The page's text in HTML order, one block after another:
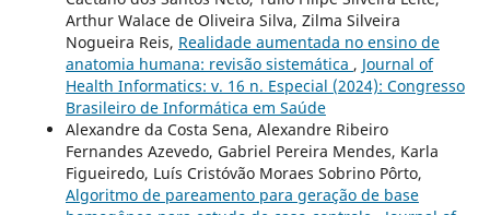
Arthur Walace de Oliveira Silva, Zilma Silveira
Nogueira Reis, Realidade aumentada no ensino de
anatomia humana: revisão sistemática , Journal of
Health Informatics: v. 16 n. Especial (2024): Congresso
Brasileiro de Informática em Saúde
Alexandre da Costa Sena, Alexandre Ribeiro
Fernandes Azevedo, Gabriel Pereira Mendes, Karla
Figueiredo, Luís Cristóvão Moraes Sobrino Pôrto,
Algoritmo de pareamento para geração de base